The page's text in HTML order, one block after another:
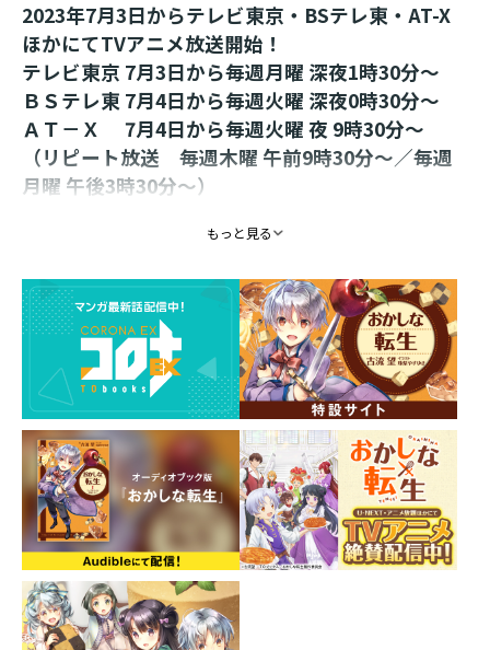
2023年7月3日からテレビ東京・BSテレ東・AT-X
ほかにてTVアニメ放送開始！
テレビ東京 7月3日から毎週月曜 深夜1時30分～
ＢＳテレ東 7月4日から毎週火曜 深夜0時30分～
ＡＴ－Ｘ 7月4日から毎週火曜 夜 9時30分～
（リピート放送 毎週木曜 午前9時30分～／毎週
月曜 午後3時30分～）
す。
U-NEXT・アニメ放題でも最速配信決定！
ほか各種配信サービスでも随時配信開始！
シリーズ累計120万部突破！(紙+電子)
「ボクの卵【ドラゴンエッグ】は、誰にも渡しま
せん！」
悪戯好きの少年が仕掛ける大争奪戦、開幕！
王道スイーツファンタジー第17巻！
約2万字の書き下ろし中編＆コミカライズ1話分を
巻末収録！
【あらすじ】
もっと見る